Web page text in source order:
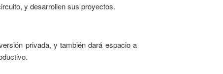
y desarrollen sus proyectos.
privada, y también dará espacio a